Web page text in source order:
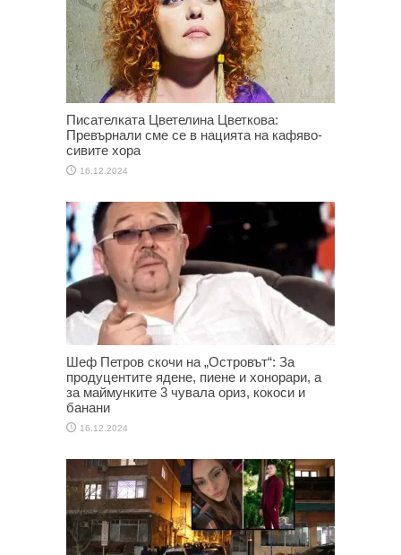
Писателката Цветелина Цветкова:
Превърнали сме се в нацията на кафяво-
сивите хора
16.12.2024
Шеф Петров скочи на „Островът“: За
продуцентите ядене, пиене и хонорари, а
за маймунките 3 чувала ориз, кокоси и
банани
16.12.2024